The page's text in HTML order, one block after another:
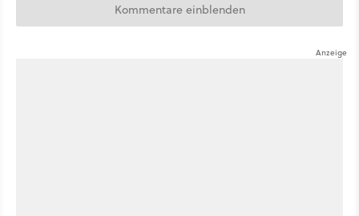
Kommentare einblenden